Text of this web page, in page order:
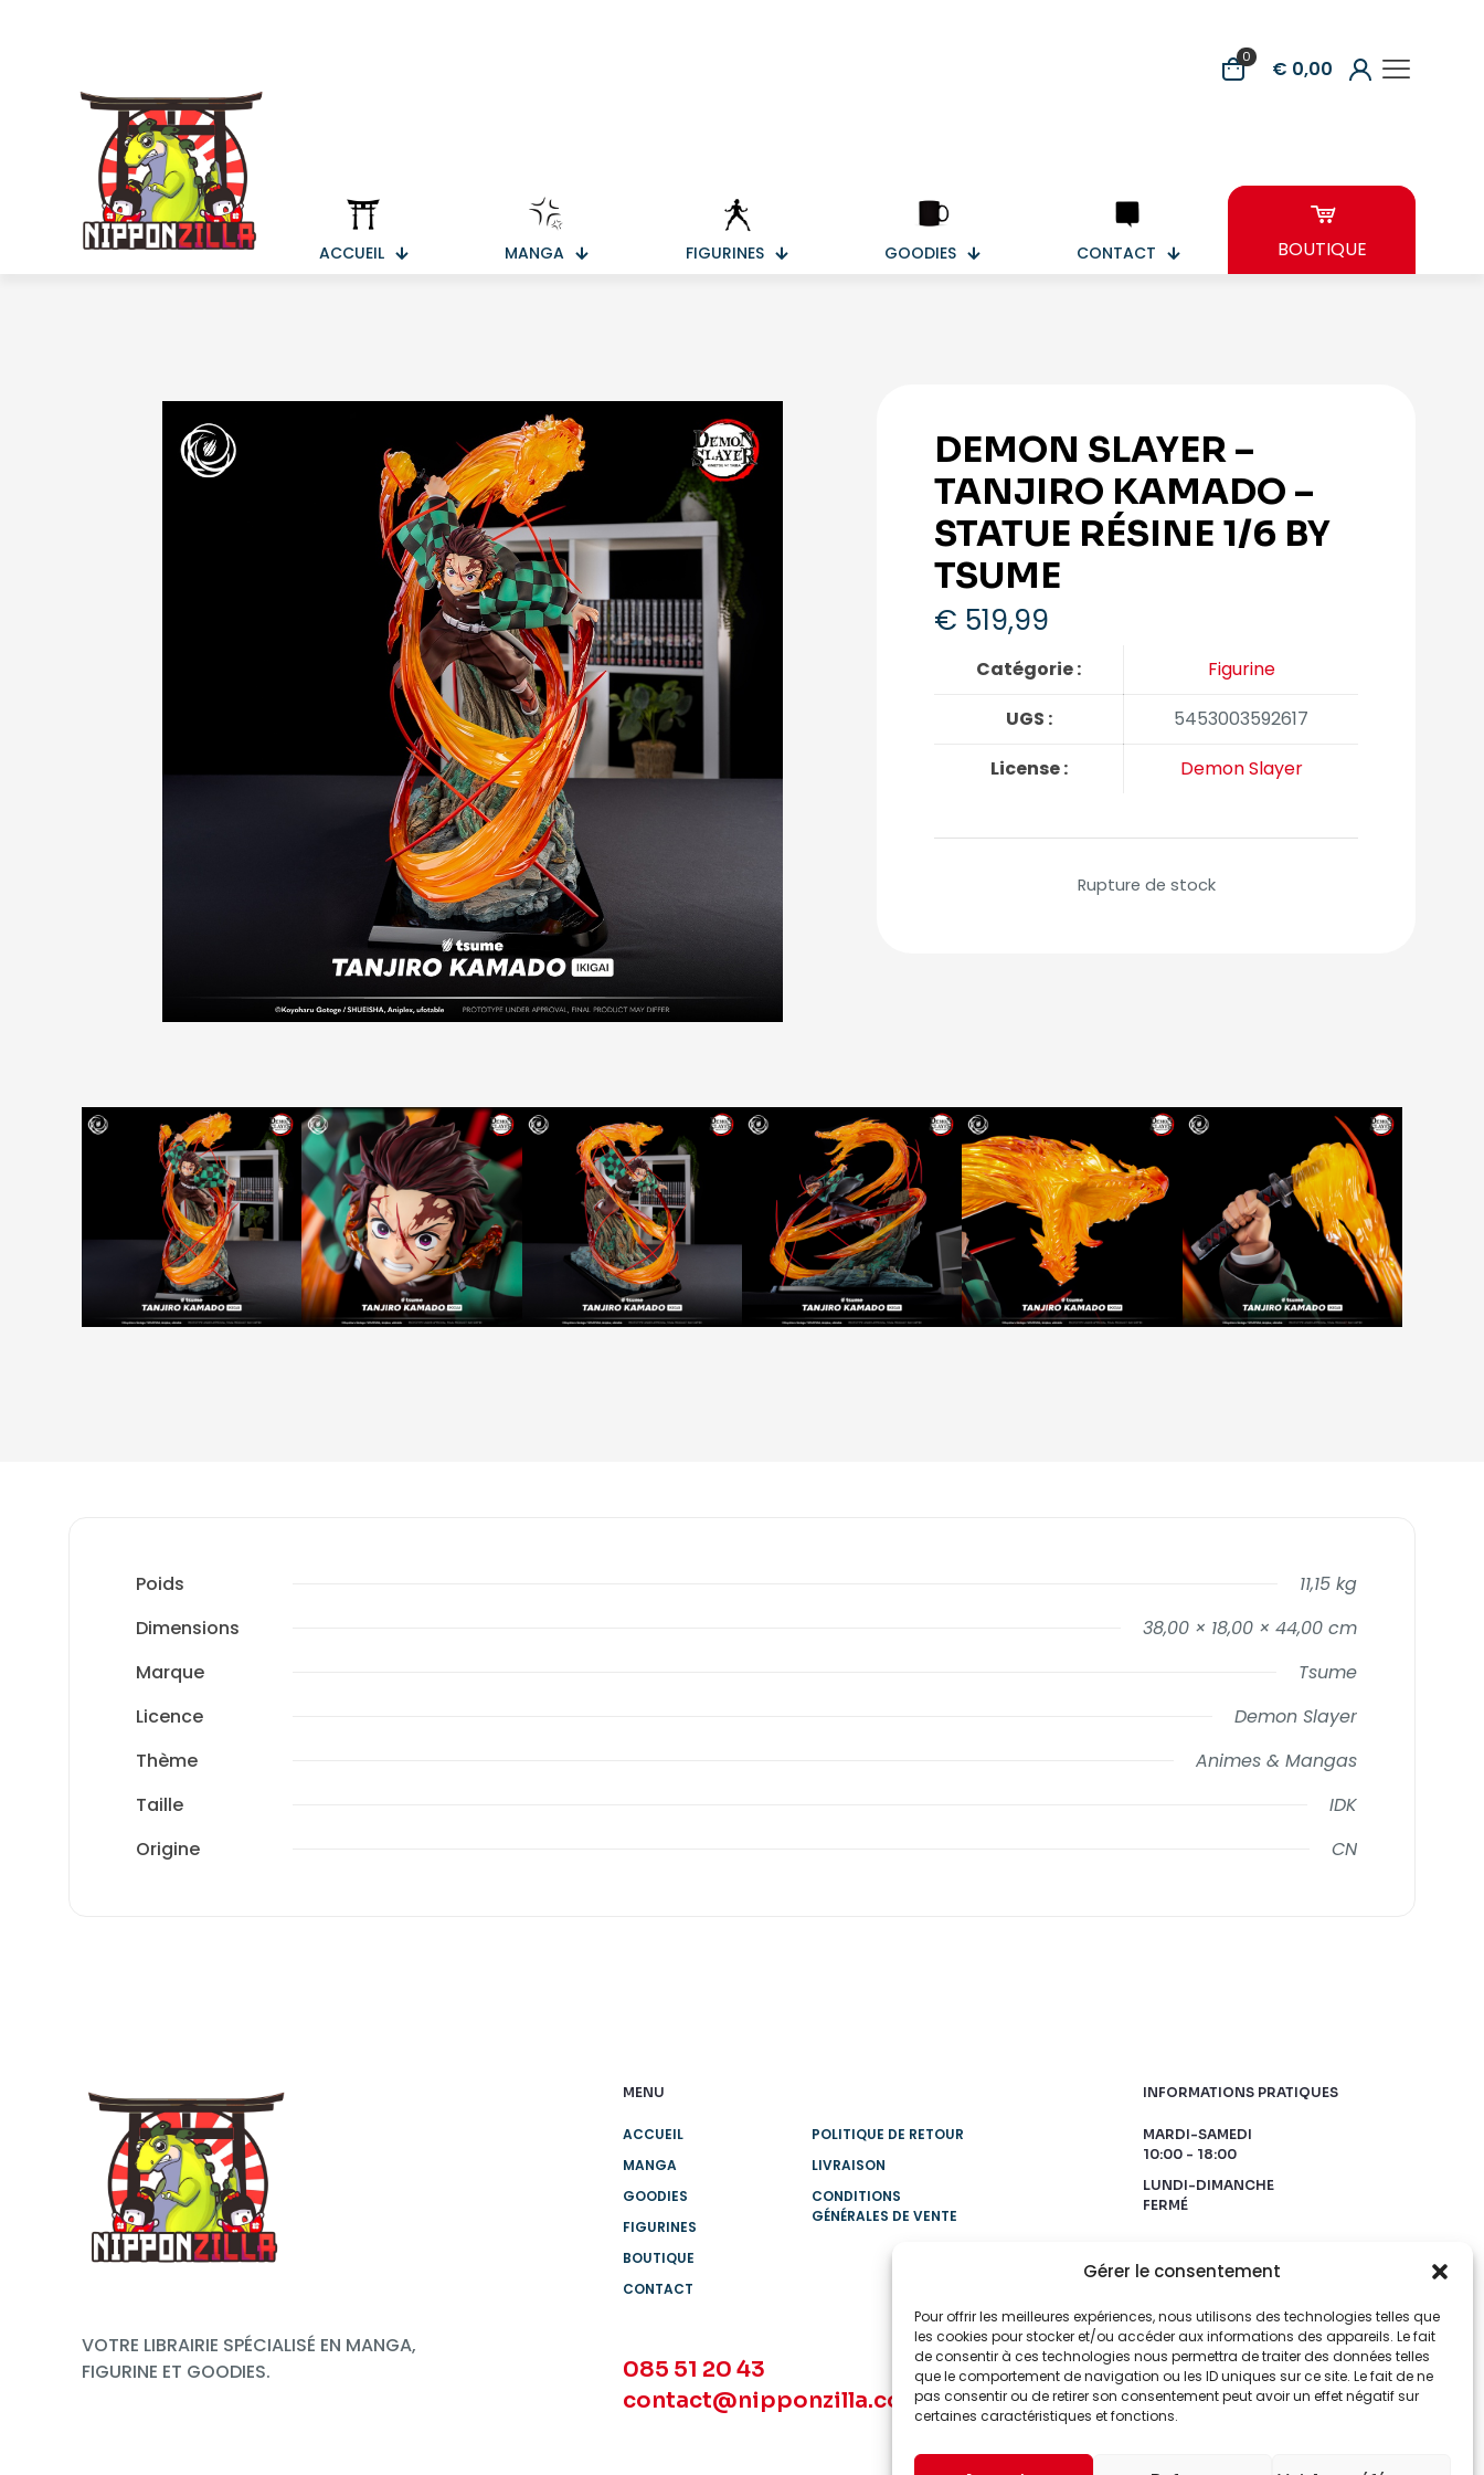
Gérer le consentement
Pour offrir les meilleures expériences, nous utilisons des technologies telles que
les cookies pour stocker et/ou accéder aux informations des appareils. Le fait
de consentir à ces technologies nous permettra de traiter des données telles
que le comportement de navigation ou les ID uniques sur ce site. Le fait de ne
pas consentir ou de retirer son consentement peut avoir un effet négatif sur
certaines caractéristiques et fonctions.
0 € 0,00
ACCUEIL MANGA FIGURINES GOODIES CONTACT BOUTIQUE
DEMON SLAYER –
TANJIRO KAMADO –
STATUE RÉSINE 1/6 BY
TSUME
€ 519,99
Catégorie :
Figurine
UGS :
5453003592617
License :
Demon Slayer
Rupture de stock
Poids
11,15 kg
Dimensions
38,00 × 18,00 × 44,00 cm
Marque
Tsume
Licence
Demon Slayer
Thème
Animes & Mangas
Taille
IDK
Origine
CN
VOTRE LIBRAIRIE SPÉCIALISÉ EN MANGA,
FIGURINE ET GOODIES.
MENU
ACCUEIL
MANGA
GOODIES
FIGURINES
BOUTIQUE
CONTACT
POLITIQUE DE RETOUR
LIVRAISON
CONDITIONS
GÉNÉRALES DE VENTE
085 51 20 43
contact@nipponzilla.com
INFORMATIONS PRATIQUES
MARDI-SAMEDI
10:00 - 18:00
LUNDI-DIMANCHE
FERMÉ